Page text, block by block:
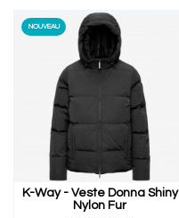
K-Way - Veste Donna Shiny
Nylon Fur
NOUVEAU